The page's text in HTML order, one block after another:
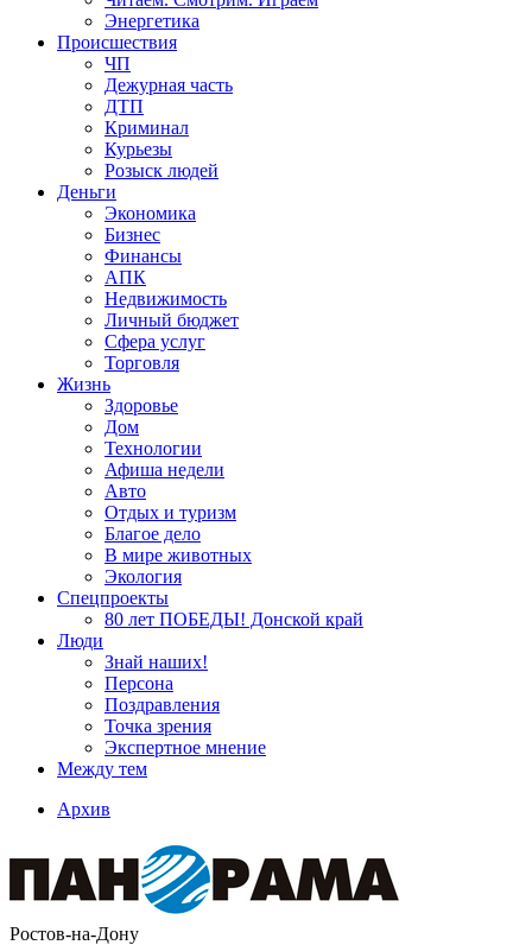
Энергетика
Происшествия
ЧП
Дежурная часть
ДТП
Криминал
Курьезы
Розыск людей
Деньги
Экономика
Бизнес
Финансы
АПК
Недвижимость
Личный бюджет
Сфера услуг
Торговля
Жизнь
Здоровье
Дом
Технологии
Афиша недели
Авто
Отдых и туризм
Благое дело
В мире животных
Экология
Спецпроекты
80 лет ПОБЕДЫ! Донской край
Люди
Знай наших!
Персона
Поздравления
Точка зрения
Экспертное мнение
Между тем
Архив
Ростов-на-Дону